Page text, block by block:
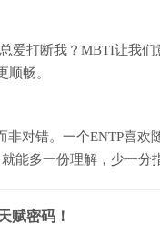
爱打断我？MBTI让我
畅。
非对错。一个ENTP喜
能多一份理解，少一分
赋密码！